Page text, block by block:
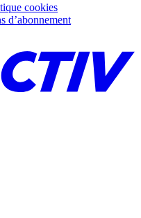
cookies
d’abonnement